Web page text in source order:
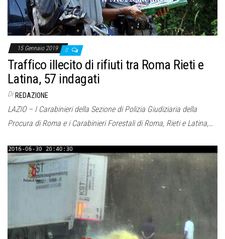
15 Gennaio 2019 0
Traffico illecito di rifiuti tra Roma Rieti e
Latina, 57 indagati
Di REDAZIONE
LAZIO – I Carabinieri della Sezione di Polizia Giudiziaria della
Procura di Roma e i Carabinieri Forestali di Roma, Rieti e Latina,…